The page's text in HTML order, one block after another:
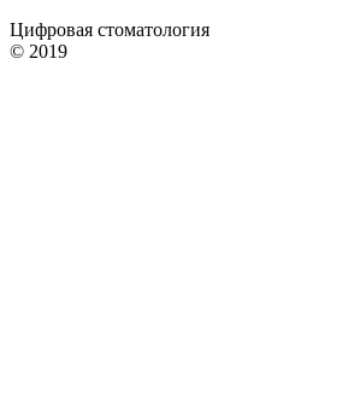
Цифровая стоматология
© 2019